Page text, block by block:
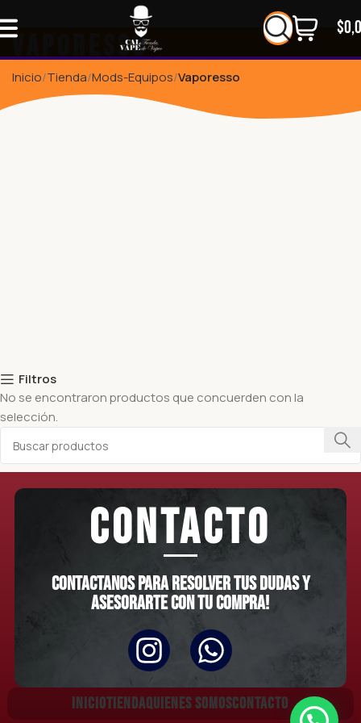
$
Vaporesso
Inicio Tienda Mods-Equipos Vaporesso
Filtros
No se encontraron productos que concuerden con la
selección.
CONTACTO
Contactanos para resolver tus dudas y
asesorarte con tu compra!
INICIOTIENDAQUIENES SOMOSCONTACTO